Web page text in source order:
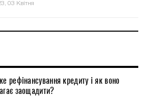
03 Квітня
рефінансування кредиту і як воно
заощадити?